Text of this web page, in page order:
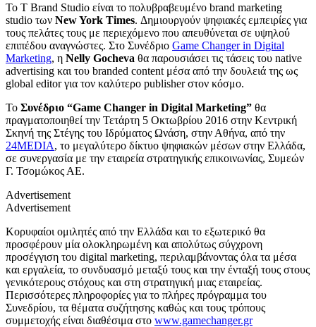
Το T Brand Studio είναι το πολυβραβευμένο brand marketing
studio των New York Times. Δημιουργούν ψηφιακές εμπειρίες για
τους πελάτες τους με περιεχόμενο που απευθύνεται σε υψηλού
επιπέδου αναγνώστες. Στο Συνέδριο Game Changer in Digital
Marketing, η Nelly Gocheva θα παρουσιάσει τις τάσεις του native
advertising και του branded content μέσα από την δουλειά της ως
global editor για τον καλύτερο publisher στον κόσμο.
Το Συνέδριο “Game Changer in Digital Marketing” θα
πραγματοποιηθεί την Τετάρτη 5 Οκτωβρίου 2016 στην Κεντρική
Σκηνή της Στέγης του Ιδρύματος Ωνάση, στην Αθήνα, από την
24MEDIA, το μεγαλύτερο δίκτυο ψηφιακών μέσων στην Ελλάδα,
σε συνεργασία με την εταιρεία στρατηγικής επικοινωνίας, Συμεών
Γ. Τσομώκος ΑΕ.
Advertisement
Advertisement
Κορυφαίοι ομιλητές από την Ελλάδα και το εξωτερικό θα
προσφέρουν μία ολοκληρωμένη και απολύτως σύγχρονη
προσέγγιση του digital marketing, περιλαμβάνοντας όλα τα μέσα
και εργαλεία, το συνδυασμό μεταξύ τους και την ένταξή τους στους
γενικότερους στόχους και στη στρατηγική μιας εταιρείας.
Περισσότερες πληροφορίες για το πλήρες πρόγραμμα του
Συνεδρίου, τα θέματα συζήτησης καθώς και τους τρόπους
συμμετοχής είναι διαθέσιμα στο www.gamechanger.gr